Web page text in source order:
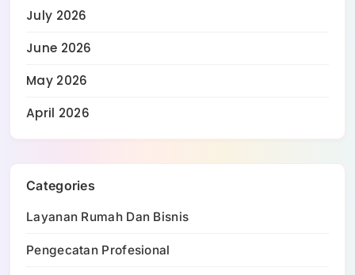
July 2026
June 2026
May 2026
April 2026
Categories
Layanan Rumah Dan Bisnis
Pengecatan Profesional